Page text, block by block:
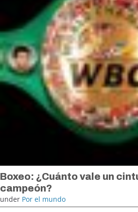
Boxeo: ¿Cuánto vale un
campeón?
under Por el mundo